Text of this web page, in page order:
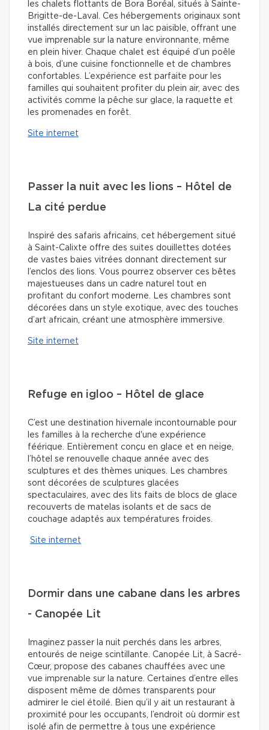
les chalets flottants de Bora Boréal, situés à Sainte-
Brigitte-de-Laval. Ces hébergements originaux sont
installés directement sur un lac paisible, offrant une
vue imprenable sur la nature environnante, même
en plein hiver. Chaque chalet est équipé d’un poêle
à bois, d’une cuisine fonctionnelle et de chambres
confortables. L’expérience est parfaite pour les
familles qui souhaitent profiter du plein air, avec des
activités comme la pêche sur glace, la raquette et
les promenades en forêt.
Site internet
Passer la nuit avec les lions – Hôtel de
La cité perdue
Inspiré des safaris africains, cet hébergement situé
à Saint-Calixte offre des suites douillettes dotées
de vastes baies vitrées donnant directement sur
l’enclos des lions. Vous pourrez observer ces bêtes
majestueuses dans un cadre naturel tout en
profitant du confort moderne. Les chambres sont
décorées dans un style exotique, avec des touches
d’art africain, créant une atmosphère immersive.
Site internet
Refuge en igloo – Hôtel de glace
C’est une destination hivernale incontournable pour
les familles à la recherche d'une expérience
féérique. Entièrement conçu en glace et en neige,
l’hôtel se renouvelle chaque année avec des
sculptures et des thèmes uniques. Les chambres
sont décorées de sculptures glacées
spectaculaires, avec des lits faits de blocs de glace
recouverts de matelas isolants et de sacs de
couchage adaptés aux températures froides.
Site internet
Dormir dans une cabane dans les arbres
- Canopée Lit
Imaginez passer la nuit perchés dans les arbres,
entourés de neige scintillante. Canopée Lit, à Sacré-
Cœur, propose des cabanes chauffées avec une
vue imprenable sur la nature. Certaines d’entre elles
disposent même de dômes transparents pour
admirer le ciel étoilé. Bien qu’il y ait un restaurant à
proximité pour les occupants, l’endroit où dormir est
isolé afin de permettre à tous une expérience